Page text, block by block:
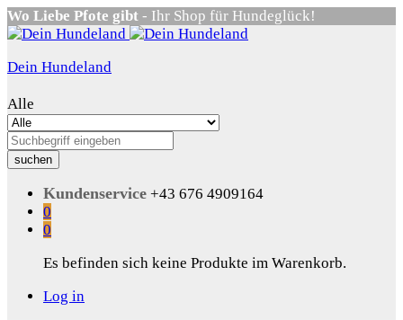
Wo Liebe Pfote gibt - Ihr Shop für Hundeglück!
Dein Hundeland
Alle
suchen
Kundenservice +43 676 4909164
0
0
Es befinden sich keine Produkte im Warenkorb.
Log in